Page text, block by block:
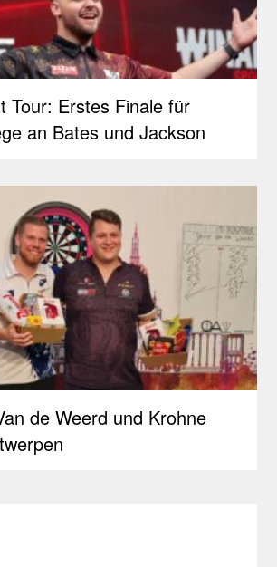
Tour: Erstes Finale für
an Bates und Jackson
de Weerd und Krohne